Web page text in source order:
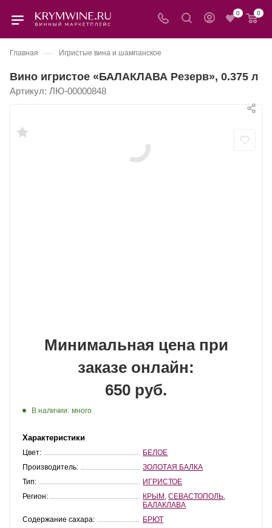
0 0
Главная — Игристые вина и шампанское
Вино игристое «БАЛАКЛАВА Резерв», 0.375 л
Артикул: ЛЮ-00000848
Минимальная цена при
заказе онлайн:
650 руб.
В наличии: много
Характеристики
Цвет:
БЕЛОЕ
Производитель:
ЗОЛОТАЯ БАЛКА
Тип:
ИГРИСТОЕ
Регион:
КРЫМ ,СЕВАСТОПОЛЬ
БАЛАКЛАВА
Содержание сахара:
БРЮТ